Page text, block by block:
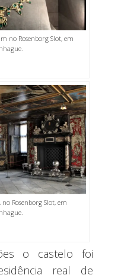
no Rosenborg Slot, em
Rosenborg Slot, em
o castelo foi
real de